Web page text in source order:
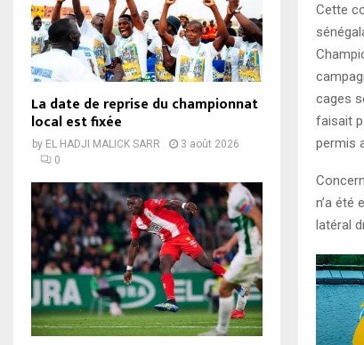
Cette
cages
faisait
permis
n’a été
latéral
La date de reprise du championnat
local est fixée
by EL HADJI MALICK SARR
3 août 2026
0